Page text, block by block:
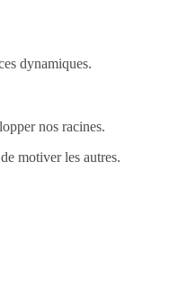
dynamiques.
nos racines.
motiver les autres.